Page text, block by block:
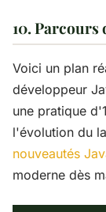
10. Parcours
Voici un plan
développeur
une pratique
l'évolution du
nouveautés
moderne dès